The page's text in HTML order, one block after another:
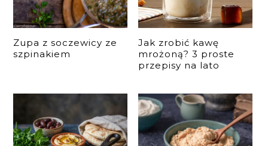
Zupa z soczewicy ze
szpinakiem
Jak zrobić kawę
mrożoną? 3 proste
przepisy na lato